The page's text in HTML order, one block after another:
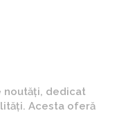
noutăți, dedicat
Acesta oferă